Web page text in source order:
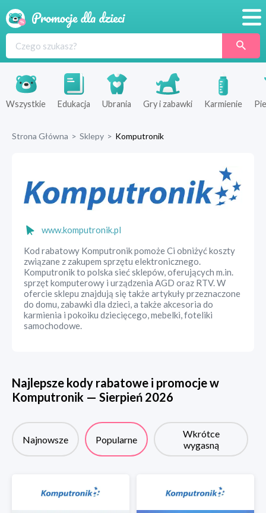
Produkty
Sklepy
Wszystkie Edukacja Ubrania Gry i zabawki Karmienie
Strona Główna > Sklepy > Komputronik
www.komputronik.pl
Kod rabatowy Komputronik pomoże Ci obniżyć koszty
związane z zakupem sprzętu elektronicznego.
Komputronik to polska sieć sklepów, oferujących m.in.
sprzęt komputerowy i urządzenia AGD oraz RTV. W
ofercie sklepu znajdują się także artykuły przeznaczone
do domu, zabawki dla dzieci, a także akcesoria do
karmienia i pokoiku dziecięcego, mebelki, foteliki
samochodowe.
Najlepsze kody rabatowe i promocje w
Komputronik — Sierpień 2026
Najnowsze Popularne
Wkrótce
wygasną